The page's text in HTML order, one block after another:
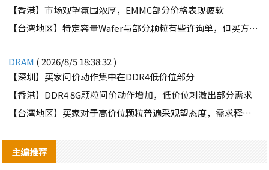
【香港】市场观望氛围浓厚，EMMC部分价格表现疲软
【台湾地区】特定容量Wafer与部分颗粒有些许询单，但买方需求并不强劲
DRAM ( 2026/8/5 18:38:32 )
【深圳】买家问价动作集中在DDR4低价位部分
【香港】DDR4 8G颗粒问价动作增加，低价位刺激出部分需求
【台湾地区】买家对于高价位颗粒普遍采观望态度，需求释出有限
主编推荐